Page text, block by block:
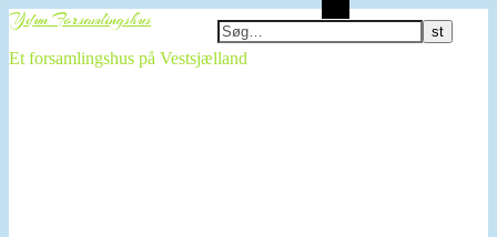
Ydun Forsamlingshus
Et forsamlingshus på Vestsjælland
Søg